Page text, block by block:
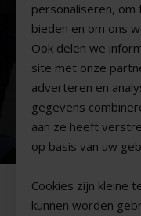
personaliseren, om
bieden en om ons
Ook delen we
site met onze
adverteren en
gegevens
aan ze heeft
op basis van uw
Cookies zijn kleine
kunnen worden